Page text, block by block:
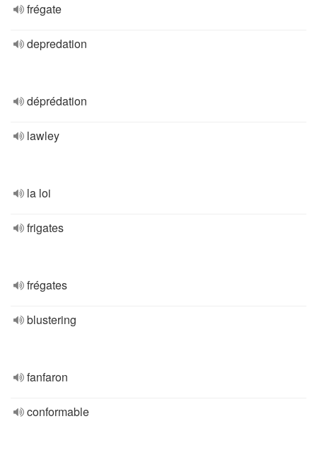
frégate
depredation
déprédation
lawley
la loi
frigates
frégates
blustering
fanfaron
conformable